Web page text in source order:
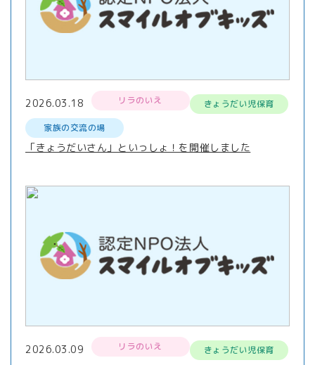
2026.03.18 リラのいえ
きょうだい児保育
家族の交流の場
「きょうだいさん」といっしょ！を開催しました
2026.03.09 リラのいえ きょうだい児保育